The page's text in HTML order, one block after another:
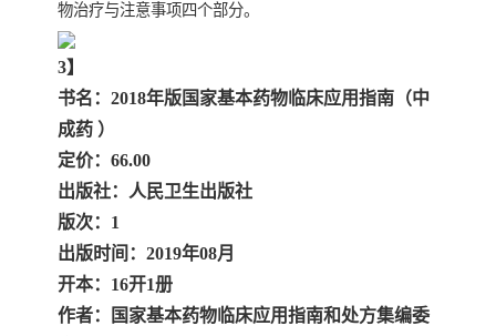
物治疗与注意事项四个部分。
3】
书名：2018年版国家基本药物临床应用指南（中
成药 ）
定价：66.00
出版社：人民卫生出版社
版次：1
出版时间：2019年08月
开本：16开1册
作者：国家基本药物临床应用指南和处方集编委